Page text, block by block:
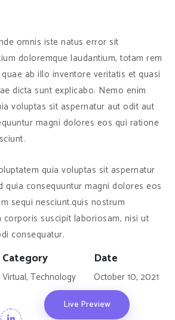
omnis iste natus error sit
doloremque laudantium, totam rem
ab illo inventore veritatis et quasi
dicta sunt explicabo. Nemo enim
voluptas sit aspernatur aut odit aut
magni dolores eos qui ratione
quia voluptas sit aspernatur
quia consequuntur magni dolores eos
sequi nesciunt.quis nostrum
suscipit laboriosam, nisi ut
consequatur.
Category
Virtual, Technology
Date
October 10, 2021
Live Preview